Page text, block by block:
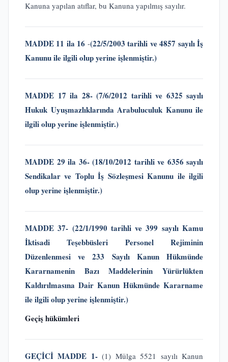
Kanuna yapılan atıflar, bu Kanuna yapılmış sayılır.
MADDE 11 ila 16 -(22/5/2003 tarihli ve 4857 sayılı İş
Kanunu ile ilgili olup yerine işlenmiştir.)
MADDE 17 ila 28- (7/6/2012 tarihli ve 6325 sayılı
Hukuk Uyuşmazlıklarında Arabuluculuk Kanunu ile
ilgili olup yerine işlenmiştir.)
MADDE 29 ila 36- (18/10/2012 tarihli ve 6356 sayılı
Sendikalar ve Toplu İş Sözleşmesi Kanunu ile ilgili
olup yerine işlenmiştir.)
MADDE 37- (22/1/1990 tarihli ve 399 sayılı Kamu
İktisadi Teşebbüsleri Personel Rejiminin
Düzenlenmesi ve 233 Sayılı Kanun Hükmünde
Kararnamenin Bazı Maddelerinin Yürürlükten
Kaldırılmasına Dair Kanun Hükmünde Kararname
ile ilgili olup yerine işlenmiştir.)
Geçiş hükümleri
GEÇİCİ MADDE 1-(1) Mülga 5521 sayılı Kanun